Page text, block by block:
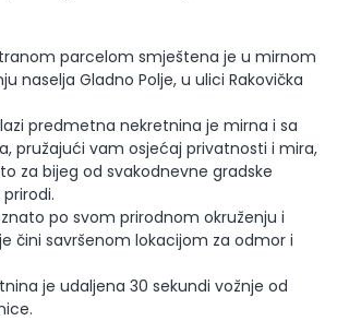
parcelom smještena je u mirnom
naselja Gladno Polje, u ulici Rakovička
predmetna nekretnina je mirna i sa
pružajući vam osjećaj privatnosti i mira,
za bijeg od svakodnevne gradske
po svom prirodnom okruženju i
čini savršenom lokacijom za odmor i
je udaljena 30 sekundi vožnje od